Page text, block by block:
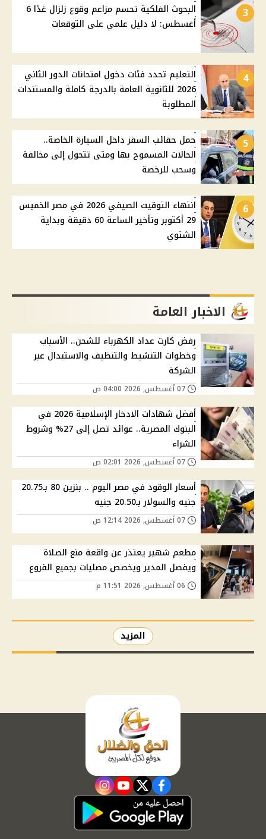
3
البحوث الفلكية تحسم مزاعم وقوع زلزال غدًا 6
أغسطس: لا دليل علمي على التوقعات
4
التعليم تحدد فئات دخول امتحانات الدور الثاني
2026 للثانوية العامة بالدرجة كاملة والمستندات
المطلوبة
5
حمل حقائب السفر داخل السيارة الخاصة..
الحالات المسموح بها ومتى تتحول إلى مخالفة
وسحب للرخصة
6
انتهاء التوقيت الصيفي 2026 في مصر الخميس
29 أكتوبر وتأخير الساعة 60 دقيقة وبداية
الشتوي
الاخبار العامة
رفض كارت عداد الكهرباء للشحن.. الأسباب
وخطوات التنشيط والتنظيف والاستبدال عبر
الشركة
أفضل شهادات الادخار الإسلامية 2026 في
البنوك المصرية.. عوائد تصل إلى 27% وشروط
الشراء
أسعار الوقود في مصر اليوم .. بنزين 80 بـ20.75
جنيه والسولار بـ20.50 جنيه
مطعم شهير يعتذر عن واقعة منع الصلاة
ويفصل المدير ويخصص مصليات بجميع الفروع
المزيد
facebook
twitter
youtube
instagram